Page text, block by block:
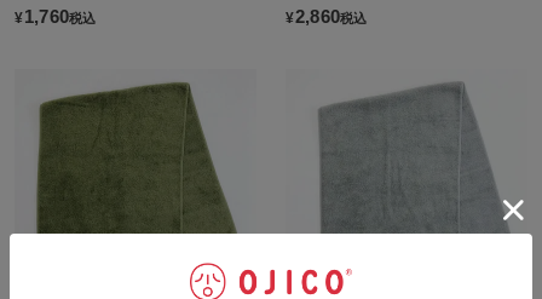
¥1,760税込 ¥2,860税込